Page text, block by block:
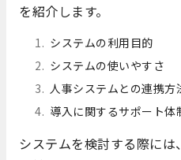
を紹介します。
システムの利用目的
システムの使いやすさ
人事システムとの連携方
導入に関するサポート体
システムを検討する際に